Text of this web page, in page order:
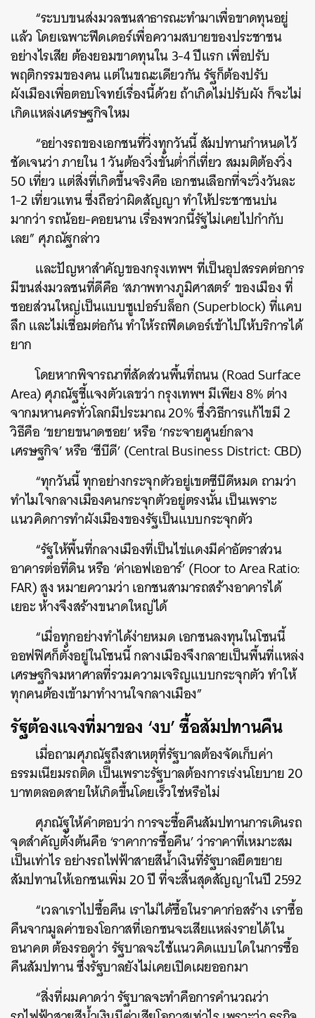
“ระบบขนส่งมวลชนสาธารณะทำมาเพื่อขาดทุนอยู่
แล้ว โดยเฉพาะฟีดเดอร์เพื่อความสบายของประชาชน
อย่างไรเสีย ต้องยอมขาดทุนใน 3-4 ปีแรก เพื่อปรับ
พฤติกรรมของคน แต่ในขณะเดียวกัน รัฐก็ต้องปรับ
ผังเมืองเพื่อตอบโจทย์เรื่องนี้ด้วย ถ้าเกิดไม่ปรับผัง ก็จะไม่
เกิดแหล่งเศรษฐกิจใหม
“อย่างรถของเอกชนที่วิ่งทุกวันนี้ สัมปทานกำหนดไว้
ชัดเจนว่า ภายใน 1 วันต้องวิ่งขั้นต่ำกี่เที่ยว สมมติต้องวิ่ง
50 เที่ยว แต่สิ่งที่เกิดขึ้นจริงคือ เอกชนเลือกที่จะวิ่งวันละ
1-2 เที่ยวแทน ซึ่งถือว่าผิดสัญญา ทำให้ประชาชนบ่น
มากว่า รถน้อย-คอยนาน เรื่องพวกนี้รัฐไม่เคยไปกำกับ
เลย” ศุภณัฐกล่าว
และปัญหาสำคัญของกรุงเทพฯ​ ที่เป็นอุปสรรคต่อการ
มีขนส่งมวลชนที่ดีคือ ‘สภาพทางภูมิศาสตร์’ ของเมือง ที่
ซอยส่วนใหญ่เป็นแบบซูเปอร์บล็อก (Superblock) ที่แคบ
ลึก และไม่เชื่อมต่อกัน ทำให้รถฟีดเดอร์เข้าไปให้บริการได้
ยาก
โดยหากพิจารณาที่สัดส่วนพื้นที่ถนน (Road Surface
Area) ศุภณัฐชี้แจงตัวเลขว่า กรุงเทพฯ มีเพียง 8% ต่าง
จากมหานครทั่วโลกมีประมาณ 20% ซึ่งวิธีการแก้ไขมี 2
วิธีคือ ‘ขยายขนาดซอย’ หรือ ‘กระจายศูนย์กลาง
เศรษฐกิจ’ หรือ ‘ซีบีดี’ (Central Business District: CBD)
“ทุกวันนี้ ทุกอย่างกระจุกตัวอยู่เขตซีบีดีหมด ถามว่า
ทำไมใจกลางเมืองคนกระจุกตัวอยู่ตรงนั้น เป็นเพราะ
แนวคิดการทำผังเมืองของรัฐเป็นแบบกระจุกตัว
“รัฐให้พื้นที่กลางเมืองที่เป็นไข่แดงมีค่าอัตราส่วน
อาคารต่อที่ดิน หรือ ‘ค่าเอฟเออาร์’ (Floor to Area Ratio:
FAR) สูง หมายความว่า เอกชนสามารถสร้างอาคารได้
เยอะ ห้างจึงสร้างขนาดใหญ่ได้
“เมื่อทุกอย่างทำได้ง่ายหมด เอกชนลงทุนในโซนนี้
ออฟฟิศก็ตั้งอยู่ในโซนนี้ กลางเมืองจึงกลายเป็นพื้นที่แหล่ง
เศรษฐกิจมหาศาลที่รวมความเจริญแบบกระจุกตัว ทำให้
ทุกคนต้องเข้ามาทำงานใจกลางเมือง”
รัฐต้องแจงที่มาของ ‘งบ’ ซื้อสัมปทานคืน
เมื่อถามศุภณัฐถึงสาเหตุที่รัฐบาลต้องจัดเก็บค่า
ธรรมเนียมรถติด เป็นเพราะรัฐบาลต้องการเร่งนโยบาย 20
บาทตลอดสายให้เกิดขึ้นโดยเร็วใช่หรือไม่
ศุภณัฐให้คำตอบว่า การจะซื้อคืนสัมปทานการเดินรถ
จุดสำคัญตั้งต้นคือ ‘ราคาการซื้อคืน’ ว่าราคาที่เหมาะสม
เป็นเท่าไร อย่างรถไฟฟ้าสายสีน้ำเงินที่รัฐบาลยึดขยาย
สัมปทานให้เอกชนเพิ่ม 20 ปี ที่จะสิ้นสุดสัญญาในปี 2592
“เวลาเราไปซื้อคืน เราไม่ได้ซื้อในราคาก่อสร้าง เราซื้อ
คืนจากมูลค่าของโอกาสที่เอกชนจะเสียแหล่งรายได้ใน
อนาคต ต้องรอดูว่า รัฐบาลจะใช้แนวคิดแบบใดในการซื้อ
คืนสัมปทาน ซึ่งรัฐบาลยังไม่เคยเปิดเผยออกมา
“สิ่งที่ผมคาดว่า รัฐบาลจะทำคือการคำนวณว่า
ค้นหา
SHARE TWEET LINE EMAIL